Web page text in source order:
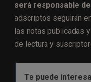
será responsable
adscriptos seguirán
las notas publicadas
de lectura y
Te puede